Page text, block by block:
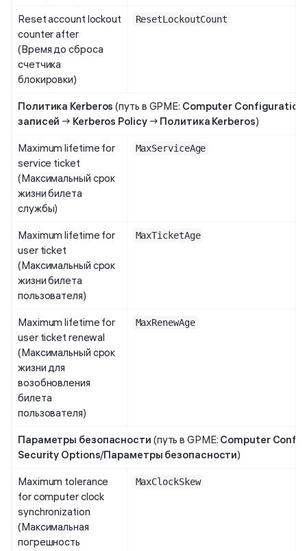
Reset account lockout
counter after
(Время до сброса
счетчика
блокировки)
ResetLockoutCount
Политика Kerberos (путь в GPME: Computer Configuration
записей → Kerberos Policy→ Политика Kerberos)
Maximum lifetime for
service ticket
(Максимальный срок
жизни билета
службы)
MaxServiceAge
Maximum lifetime for
user ticket
(Максимальный срок
жизни билета
пользователя)
MaxTicketAge
Maximum lifetime for
user ticket renewal
(Максимальный срок
жизни для
возобновления
билета
пользователя)
MaxRenewAge
Параметры безопасности (путь в GPME: Computer
Security Options/Параметры безопасности)
Maximum tolerance
for computer clock
synchronization
(Максимальная
погрешность
MaxClockSkew